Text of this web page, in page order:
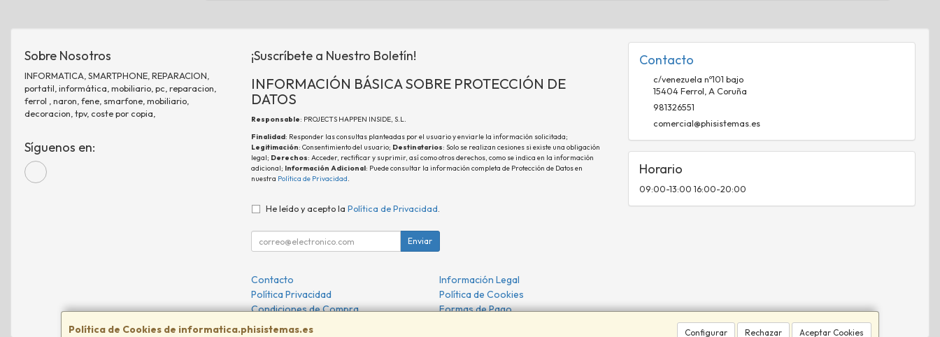
Política de Cookies de informatica.phisistemas.es Configurar Rechazar Aceptar Cookies
Sobre Nosotros
INFORMATICA, SMARTPHONE, REPARACION,
portatil, informática, mobiliario, pc, reparacion,
ferrol , naron, fene, smarfone, mobiliario,
decoracion, tpv, coste por copia,
Síguenos en:
¡Suscríbete a Nuestro Boletín!
INFORMACIÓN BÁSICA SOBRE PROTECCIÓN DE
DATOS
Responsable: PROJECTS HAPPEN INSIDE, S.L.
Finalidad: Responder las consultas planteadas por el usuario y enviarle la información solicitada;
Legitimación: Consentimiento del usuario; Destinatarios: Solo se realizan cesiones si existe una obligación
legal; Derechos: Acceder, rectificar y suprimir, así como otros derechos, como se indica en la información
adicional; Información Adicional: Puede consultar la información completa de Protección de Datos en
nuestra Política de Privacidad.
He leído y acepto la Política de Privacidad.
Enviar
Contacto
Información Legal
Política Privacidad
Política de Cookies
Condiciones de Compra
Formas de Pago
Contacto
c/venezuela nº101 bajo
15404 Ferrol,A Coruña
981326551
comercial@phisistemas.es
Horario
09:00-13:00 16:00-20:00